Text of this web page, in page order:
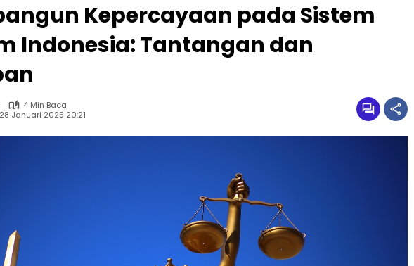
Kepercayaan pada Sistem
Indonesia: Tantangan dan
4 Min Baca
Januari 2025 20:21